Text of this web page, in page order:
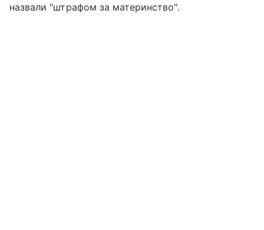
назвали "штрафом за материнство".